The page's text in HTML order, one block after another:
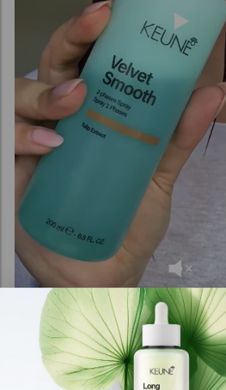
Relaterade produkter
Velvet Smooth Shampoo